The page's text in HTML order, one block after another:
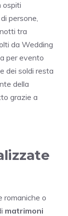
ospiti
persone,
tra
da Wedding
per evento
dei soldi resta
della
grazie a
romaniche o
matrimoni